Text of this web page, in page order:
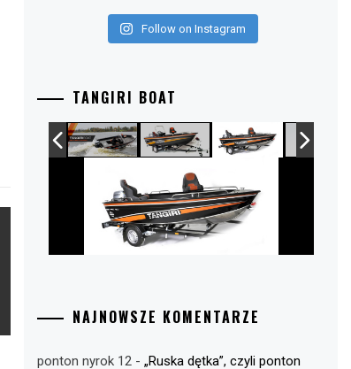
Follow on Instagram
TANGIRI BOAT
NAJNOWSZE KOMENTARZE
ponton nyrok 12 -„Ruska dętka”, czyli ponton